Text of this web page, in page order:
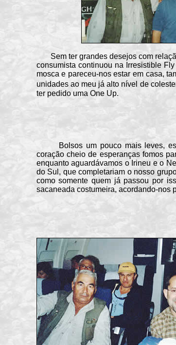
Sem ter grandes desejos com
consumista continuou na Irresistible
mosca e pareceu-nos estar em casa,
unidades ao meu já alto nível de
ter pedido uma One Up.
Bolsos um pouco mais leves,
coração cheio de esperanças fomos
enquanto aguardávamos o Irineu e o
do Sul, que completariam o nosso
como somente quem já passou por
sacaneada costumeira, acordando-nos